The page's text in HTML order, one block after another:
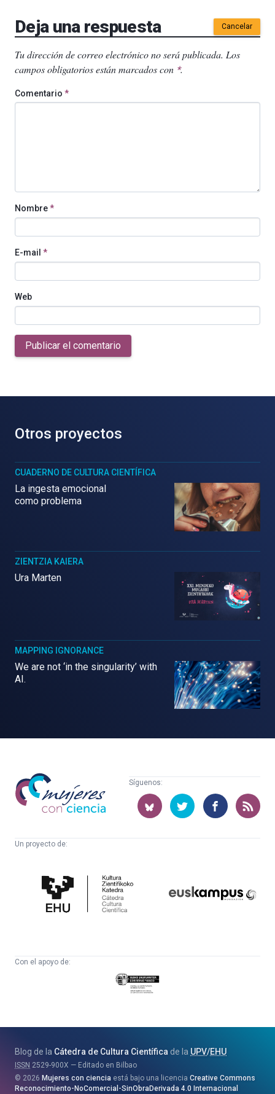
Deja una respuesta Cancelar
Tu dirección de correo electrónico no será publicada. Los
campos obligatorios están marcados con *.
Comentario *
Nombre*
E-mail *
Web
Publicar el comentario
Otros proyectos
CUADERNO DE CULTURA CIENTÍFICA
La ingesta emocional
como problema
ZIENTZIA KAIERA
Ura Marten
MAPPING IGNORANCE
We are not ‘in the singularity’ with
AI.
Mujeres
con
ciencia
Síguenos:
Un proyecto de:
Cultura
Científica
Con el apoyo de:
Eusko
Jaurlaritza
eta
Berrikuntza
Saila
Blog de la Cátedra de Cultura Científica de la UPV/EHU
ISSN 2529-900X
Editado en Bilbao
2026 Mujeres con ciencia está bajo una licencia Creative Commons
Reconocimiento-NoComercial-SinObraDerivada 4.0 Internacional